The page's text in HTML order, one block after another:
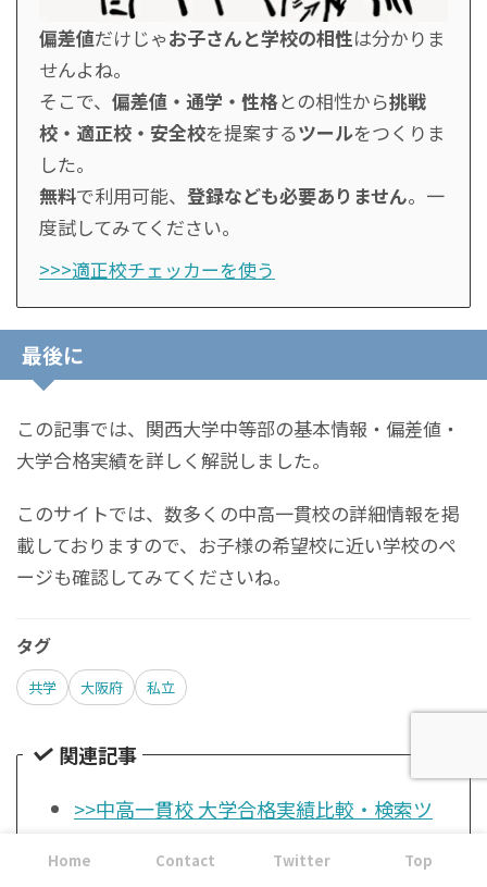
偏差値だけじゃお子さんと学校の相性は分かりま
せんよね。
そこで、 偏差値・通学・性格との相性から挑戦
校・適正校・安全校を提案するツールをつくりま
した。
無料で利用可能、 登録なども必要ありません。一
度試してみてください。
>>>適正校チェッカーを使う
最後に
この記事では、関西大学中等部の基本情報・偏差値・
大学合格実績を詳しく解説しました。
このサイトでは、数多くの中高一貫校の詳細情報を掲
載しておりますので、お子様の希望校に近い学校のペ
ージも確認してみてくださいね。
タグ
共学 大阪府 私立
関連記事
>>中高一貫校 大学合格実績比較・検索ツ
Home Contact Twitter Top